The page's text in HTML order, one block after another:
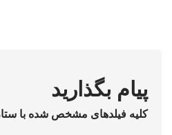
پیام بگذارید
کلیه فیلدهای مشخص شده با